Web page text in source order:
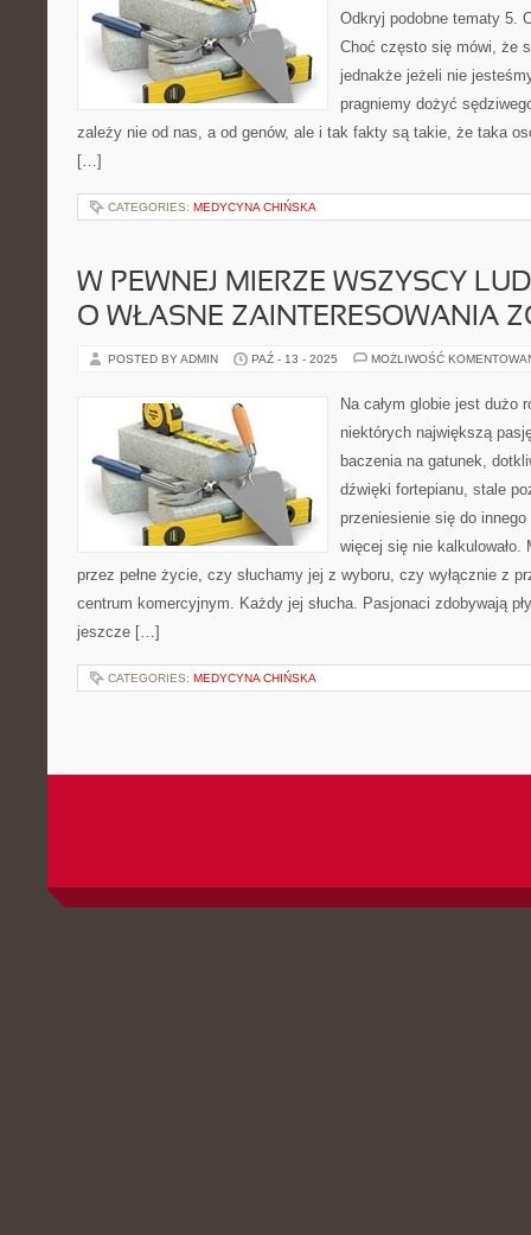
Odkryj podobne tematy 5.
Choć często się mówi, że
jednakże jeżeli nie
pragniemy dożyć
zależy nie od nas, a od genów, ale i tak fakty są takie, że taka
[…]
CATEGORIES: MEDYCYNA CHIŃSKA
W PEWNEJ MIERZE WSZYSCY
O WŁASNE ZAINTERESOWANIA
POSTED BY ADMIN PAŹ - 13 - 2025 MOŻLIWOŚĆ
Na całym globie jest dużo
niektórych największą
baczenia na gatunek,
dźwięki fortepianu, stale
przeniesienie się do
więcej się nie
przez pełne życie, czy słuchamy jej z wyboru, czy wyłącznie z
centrum komercyjnym. Każdy jej słucha. Pasjonaci zdobywają
jeszcze […]
CATEGORIES: MEDYCYNA CHIŃSKA